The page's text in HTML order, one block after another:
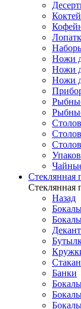
Ножи
Ножи
Ножи
Стеклянная
Стеклянная
Назад
Банки